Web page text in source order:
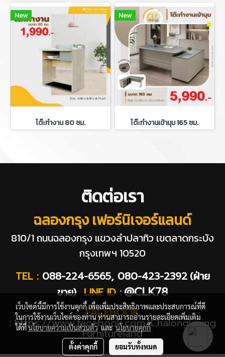
New
โต๊ะทำงาน 80 ซม.
New
โต๊ะทำงานเข้ามุม 165 ซม.
ติดต่อเรา
ฉลองกรุง เฟอร์นิเจอร์แลนด์
810/1 ถนนฉลองกรุง แขวงลำปลาทิว เขตลาดกระบัง
กรุงเทพฯ 10520
TEL : 088-224-6565, 080-423-2392 (ฝ่าย
ขาย) LINE ID : @CLK78
FACEBOOK
: https://www.facebook.com/Chalongkrung
Furnitureland
เว็บไซต์นี้มีการใช้งานคุกกี้ เพื่อเพิ่มประสิทธิภาพและประสบการณ์ที่ดี
ในการใช้งานเว็บไซต์ของท่าน ท่านสามารถอ่านรายละเอียดเพิ่มเติม
ได้ที่นโยบายความเป็นส่วนตัวและนโยบายคุกกี้
ตั้งค่าคุกกี้ ยอมรับทั้งหมด